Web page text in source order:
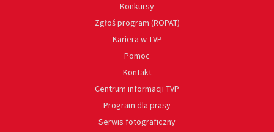
Konkursy
Zgłoś program (ROPAT)
Kariera w TVP
Pomoc
Kontakt
Centrum informacji TVP
Program dla prasy
Serwis fotograficzny